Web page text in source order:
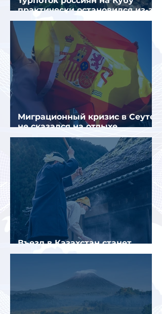
практически остановился из-за
отсутствия прямых рейсов
Миграционный кризис в Сеуте
не сказался на отдыхе
российских туристов в Испании
Въезд в Казахстан станет
платным до конца года